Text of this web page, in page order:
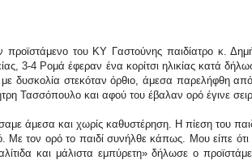
προϊστάμενο του ΚΥ Γαστούνης παιδίατρο κ.
3-4 Ρομά έφεραν ένα κορίτσι ηλικίας κατά
δυσκολία στεκόταν όρθιο, άμεσα παρελήφθη από
Τασσόπουλο και αφού του έβαλαν ορό έγινε
άμεσα και χωρίς καθυστέρηση. Η πίεση του
τον ορό το παιδί συνήλθε κάπως. Μου είπε ότι
και μάλιστα εμπύρετη» δήλωσε ο